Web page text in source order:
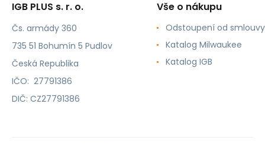
IGB PLUS s. r. o.
Čs. armády 360
735 51 Bohumín 5 Pudlov
Česká Republika
IČO: 27791386
DIČ: CZ27791386
Vše o nákupu
Odstoupení od smlouvy
Katalog Milwaukee
Katalog IGB